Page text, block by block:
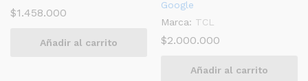
$1.458.000
Añadir al carrito
Google
Marca: TCL
$2.000.000
Añadir al carrito